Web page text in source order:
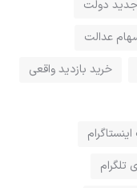
دولت
عدالت
خرید بازدید واقعی
تلگرام